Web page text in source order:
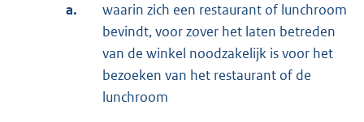
a.
waarin zich een restaurant of lunchroom
bevindt, voor zover het laten betreden
van de winkel noodzakelijk is voor het
bezoeken van het restaurant of de
lunchroom